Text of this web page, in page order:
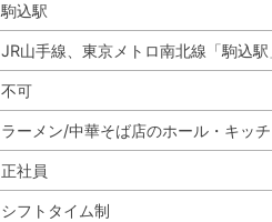
駒込駅
JR山手線、東京メトロ南北線「駒込
不可
ラーメン/中華そば店のホール・キッ
正社員
シフトタイム制